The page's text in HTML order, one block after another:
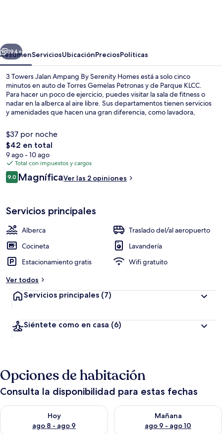
By
Serenity
Homes
Siguiente
194+
ResumenServiciosUbicaciónPreciosPolíticas
3 Towers Jalan Ampang By Serenity Homes está a solo cinco
minutos en auto de Torres Gemelas Petronas y de Parque KLCC.
Para hacer un poco de ejercicio, puedes visitar la sala de fitness o
nadar en la alberca al aire libre. Sus departamentos tienen servicios
y amenidades que hacen una gran diferencia, como lavadora,
$37 por noche
El
precio
total
es
de
$42 en total
9 ago - 10 ago
Total con impuestos y cargos
Opiniones
9.09.0 de 10,
MagníficaVer las 2 opiniones
Servicios principales
Alberca
Traslado del/al aeropuerto
Cocineta
Lavandería
Estacionamiento gratis
Wifi gratuito
Ver todos
Servicios principales (7)
Siéntete como en casa (6)
Opciones de habitación
Consulta la disponibilidad para estas fechas
Hoy
ago 8 - ago 9
Consulta la disponibilidad para hoy ago 8 - ago 9
Mañana
ago 9 - ago 10
Consulta la disponibilidad